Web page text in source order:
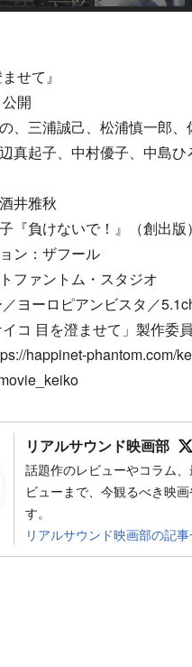
せて』
開
、三浦誠己、松浦慎一郎
真起子、中村優子、中島
井雅秋
『負けないで！』（創出版）
ン：ザフール
ファントム・スタジオ
ヨーロピアンビスタ／
コ 目を澄ませて」製作委
happinet-phantom.com/
リアルサウンド映画部
話題作のレビューやコラム
ビューまで、今観るべき映
す。
リアルサウンド映画部の記